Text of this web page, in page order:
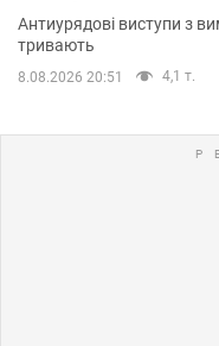
Антиурядові виступи з
тривають
8.08.2026 20:51 4,1 т.